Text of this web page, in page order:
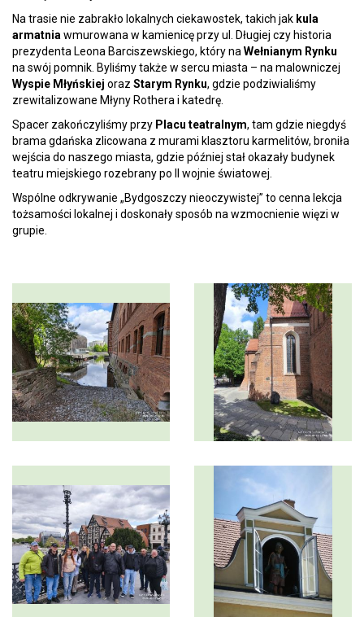
Na trasie nie zabrakło lokalnych ciekawostek, takich jak kula
armatnia wmurowana w kamienicę przy ul. Długiej czy historia
prezydenta Leona Barciszewskiego, który na Wełnianym Rynku
na swój pomnik. Byliśmy także w sercu miasta – na malowniczej
Wyspie Młyńskiej oraz Starym Rynku, gdzie podziwialiśmy
zrewitalizowane Młyny Rothera i katedrę.
Spacer zakończyliśmy przy Placu teatralnym, tam gdzie niegdyś
brama gdańska zlicowana z murami klasztoru karmelitów, broniła
wejścia do naszego miasta, gdzie później stał okazały budynek
teatru miejskiego rozebrany po II wojnie światowej.
Wspólne odkrywanie „Bydgoszczy nieoczywistej” to cenna lekcja
tożsamości lokalnej i doskonały sposób na wzmocnienie więzi w
grupie.